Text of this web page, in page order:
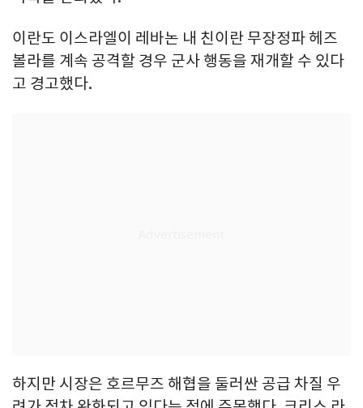
이란도 이스라엘이 레바논 내 친이란 무장정파 헤즈
볼라를 계속 공격할 경우 군사 행동을 재개할 수 있다
고 경고했다.
하지만 시장은 호르무즈 해협을 둘러싼 공급 차질 우